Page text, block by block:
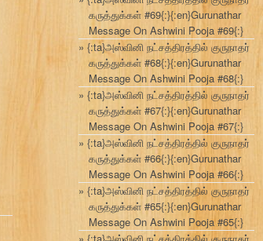
கருத்துக்கள் #69{:}{:en}Gurunathar
Message On Ashwini Pooja #69{:}
{:ta}அஸ்வினி நட்சத்திரத்தில் குருநாதர்
கருத்துக்கள் #68{:}{:en}Gurunathar
Message On Ashwini Pooja #68{:}
{:ta}அஸ்வினி நட்சத்திரத்தில் குருநாதர்
கருத்துக்கள் #67{:}{:en}Gurunathar
Message On Ashwini Pooja #67{:}
{:ta}அஸ்வினி நட்சத்திரத்தில் குருநாதர்
கருத்துக்கள் #66{:}{:en}Gurunathar
Message On Ashwini Pooja #66{:}
{:ta}அஸ்வினி நட்சத்திரத்தில் குருநாதர்
கருத்துக்கள் #65{:}{:en}Gurunathar
Message On Ashwini Pooja #65{:}